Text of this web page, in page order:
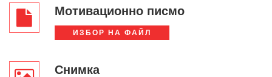
Мотивационно писмо
ИЗБОР НА ФАЙЛ
Снимка